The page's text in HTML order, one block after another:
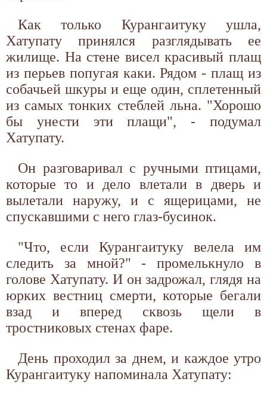
Как только Курангаитуку ушла,
Хатупату принялся разглядывать ее
жилище. На стене висел красивый плащ
из перьев попугая каки. Рядом - плащ из
собачьей шкуры и еще один, сплетенный
из самых тонких стеблей льна. "Хорошо
бы унести эти плащи", - подумал
Хатупату.
Он разговаривал с ручными птицами,
которые то и дело влетали в дверь и
вылетали наружу, и с ящерицами, не
спускавшими с него глаз-бусинок.
"Что, если Курангаитуку велела им
следить за мной?" - промелькнуло в
голове Хатупату. И он задрожал, глядя на
юрких вестниц смерти, которые бегали
взад и вперед сквозь щели в
тростниковых стенах фаре.
День проходил за днем, и каждое утро
Курангаитуку напоминала Хатупату: